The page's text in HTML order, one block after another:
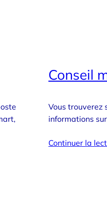
Conseil
Vous trouverez
informations
Continuer la